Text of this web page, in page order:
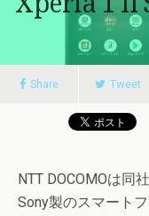
Share Tweet
NTT DOCOMOは同
Sony製のスマート